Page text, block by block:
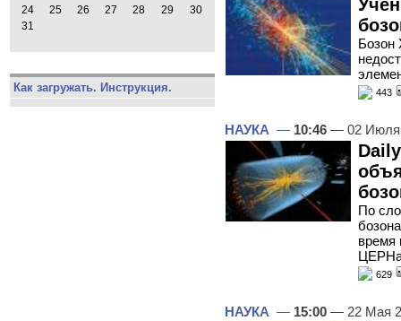
24
25 26 27 28 29
30
31
Как загружать. Инструкция.
Бозон
443
НАУКА — 10:46 — 02 Июля
По
время
629
НАУКА — 15:00 — 22 Мая